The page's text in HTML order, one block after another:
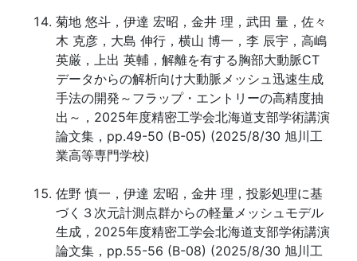
菊地 悠斗，伊達 宏昭，金井 理，武田 量，佐々
木 克彦，大島 伸行，横山 博一，李 辰宇，高嶋
英厳，上出 英輔，解離を有する胸部大動脈CT
データからの解析向け大動脈メッシュ迅速生成
手法の開発～フラップ・エントリーの高精度抽
出～，2025年度精密工学会北海道支部学術講演
論文集，pp.49-50 (B-05) (2025/8/30 旭川工
業高等専門学校)
佐野 慎一，伊達 宏昭，金井 理，投影処理に基
づく３次元計測点群からの軽量メッシュモデル
生成，2025年度精密工学会北海道支部学術講演
論文集，pp.55-56 (B-08) (2025/8/30 旭川工